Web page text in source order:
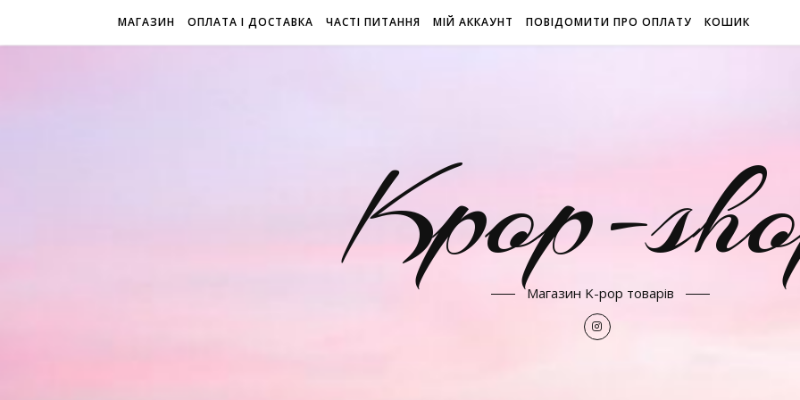
МАГАЗИН ОПЛАТА І ДОСТАВКА ЧАСТІ ПИТАННЯ МІЙ АККАУНТ ПОВІДОМИТИ ПРО ОПЛАТУ КОШИК
Kpop-
Магазин K-pop товарів